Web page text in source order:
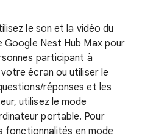
le son et la vidéo du
Google Nest Hub Max pour
participant à
écran ou utiliser le
réponses et les
utilisez le mode
portable. Pour
fonctionnalités en mode